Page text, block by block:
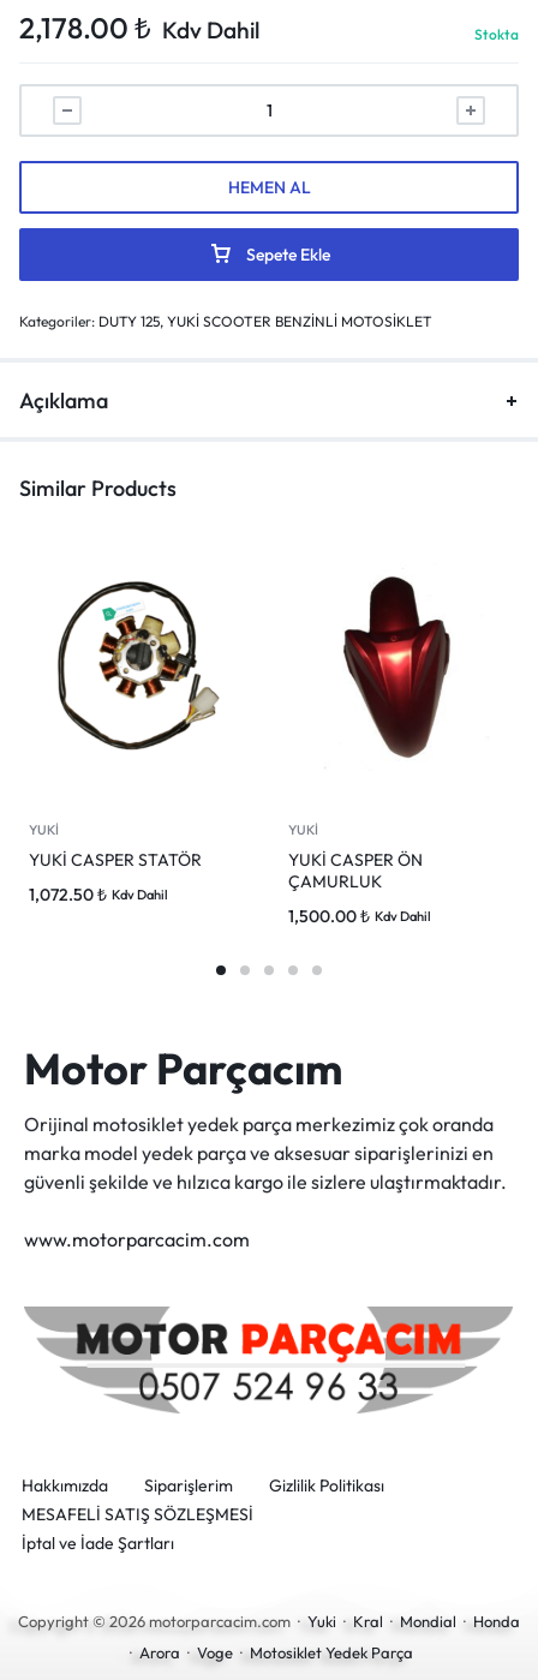
2,178.00 ₺ Kdv Dahil Stokta
Sepete Ekle
HEMEN AL
Kategoriler: DUTY 125, YUKİ SCOOTER BENZİNLİ MOTOSİKLET
Açıklama
Similar Products
YUKİ
YUKİ CASPER STATÖR
1,072.50₺ Kdv Dahil
YUKİ
YUKİ CASPER ÖN
ÇAMURLUK
1,500.00₺ Kdv Dahil
Motor Parçacım
Orijinal motosiklet yedek parça merkezimiz çok oranda
marka model yedek parça ve aksesuar siparişlerinizi en
güvenli şekilde ve hılzıca kargo ile sizlere ulaştırmaktadır.
www.motorparcacim.com
Hakkımızda Siparişlerim
Gizlilik Politikası
MESAFELİ SATIŞ SÖZLEŞMESİ
İptal ve İade Şartları
Copyright © 2026 motorparcacim.com · Yuki · Kral · Mondial · Honda
· Arora · Voge· Motosiklet Yedek Parça